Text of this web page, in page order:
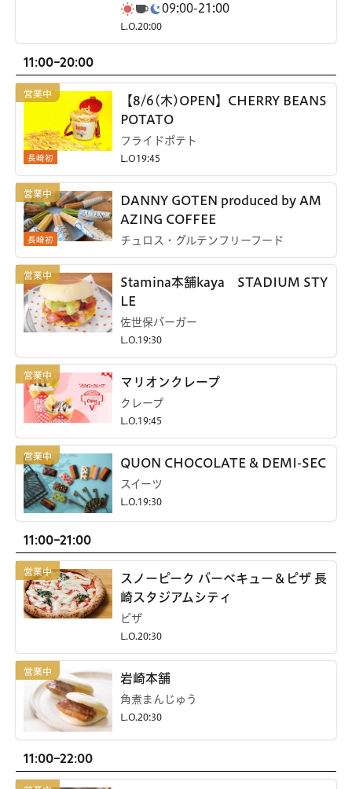
09:00-21:00
L.O.20:00
11:00-20:00
長崎初
【8/6(木)OPEN】CHERRY BEANS
POTATO
フライドポテト
L.O19:45
長崎初
DANNY GOTEN produced by AM
AZING COFFEE
チュロス・グルテンフリーフード
Stamina本舗kaya STADIUM STY
LE
佐世保バーガー
L.O.19:30
マリオンクレープ
クレープ
L.O.19:45
QUON CHOCOLATE & DEMI-SEC
スイーツ
L.O.19:30
11:00-21:00
スノーピーク バーベキュー＆ピザ 長
崎スタジアムシティ
ピザ
L.O.20:30
岩崎本舗
角煮まんじゅう
L.O.20:30
11:00-22:00